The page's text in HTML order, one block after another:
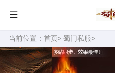
当前位置： 首页> 蜀门私服>